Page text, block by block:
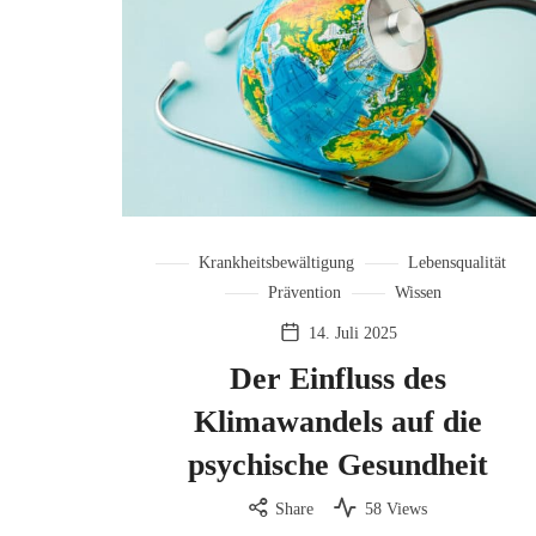
Krankheitsbewältigung
Lebensqualität
Prävention
Wissen
14. Juli 2025
Der Einfluss des
Klimawandels auf die
psychische Gesundheit
Share 58 Views